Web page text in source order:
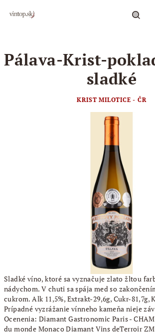
Sladké víno, ktoré sa vyznačuje zlato žltou
nádychom. V chuti sa spája med so
cukrom. Alk 11,5%, Extrakt-29,6g, Cukr-81,7g,
Prípadné vyzrážanie vínneho kameňa nieje
Ocenenia: Diamant Gastronomic Paris -
du monde Monaco Diamant Vins deTerroir
Pálava-Krist-
sladké
KRIST MILOTICE - ČR